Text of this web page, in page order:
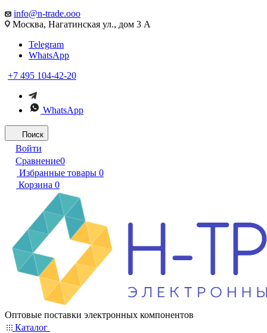
info@n-trade.ooo
Москва, Нагатинская ул., дом 3 А
Telegram
WhatsApp
+7 495 104-42-20
WhatsApp
Поиск
Войти
Сравнение0
Избранные товары 0
Корзина 0
Оптовые поставки электронных компонентов
Каталог